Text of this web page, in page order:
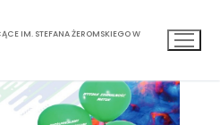
IM. STEFANA ŻEROMSKIEGO W